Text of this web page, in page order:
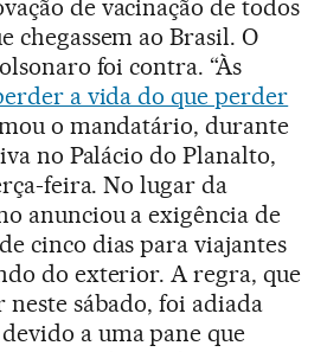
de vacinação de todos
chegassem ao Brasil. O
foi contra. “Às
a vida do que perder
o mandatário, durante
no Palácio do Planalto,
feira. No lugar da
anunciou a exigência de
cinco dias para viajantes
do exterior. A regra, que
neste sábado, foi adiada
a uma pane que